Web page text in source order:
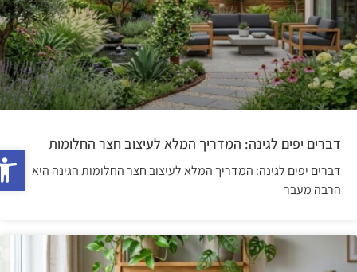
דברים יפים לגינה: המדריך המלא לעיצוב חצר החלומות
דברים יפים לגינה: המדריך המלא לעיצוב חצר החלומות הגינה היא
הרבה מעבר